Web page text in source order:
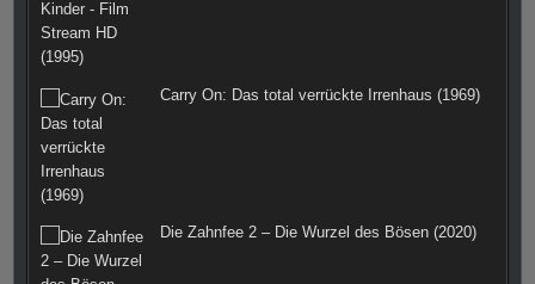
Carry On: Das total verrückte Irrenhaus (1969)
Die Zahnfee 2 – Die Wurzel des Bösen (2020)